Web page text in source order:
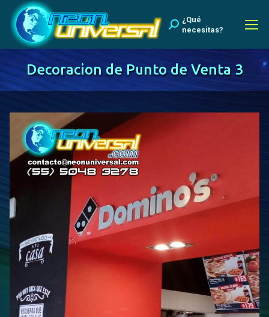
Buscar:
¿Qué
necesitas?
Decoracion de Punto de Venta 3